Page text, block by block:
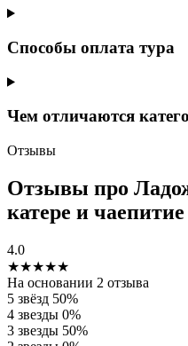
Способы оплата тура
Чем отличаются
Отзывы
Отзывы про
катере и
4.0
★★★★★
На основании 2 отзыва
5 звёзд 50%
4 звезды 0%
3 звезды 50%